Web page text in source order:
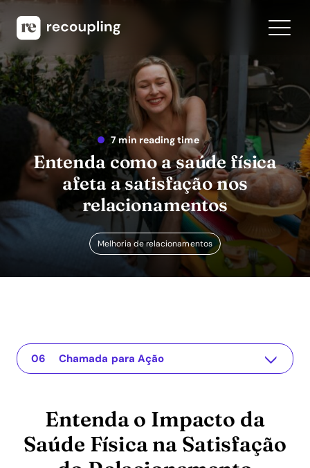
7 min reading time
Entenda como a saúde física
afeta a satisfação nos
relacionamentos
Melhoria de relacionamentos
Entenda o Impacto da Saúde Física na Satisfação do Relacionamento
The app for your relationship
Entendendo a Questão
Soluções Práticas ou Insights
Conclusão
Chamada para Ação
Entenda o Impacto da
Saúde Física na Satisfação